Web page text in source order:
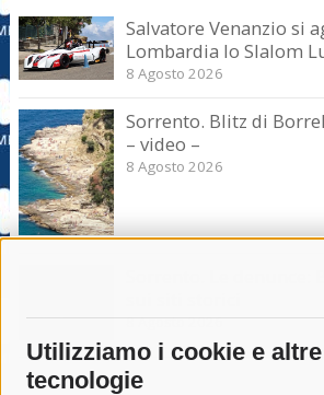
Utilizziamo i cookie e altre
tecnologie
Salvatore Venanzio si
Lombardia lo Slalom
8 Agosto 2026
Sorrento. Blitz di
– video –
8 Agosto 2026
Sorrento. Le
8 Agosto 2026